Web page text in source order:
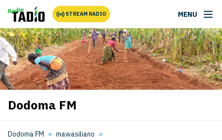
STREAM RADIO MENU
Dodoma FM
Dodoma FM
mawasiliano